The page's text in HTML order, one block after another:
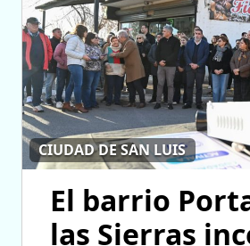
CIUDAD DE SAN LUIS
El barrio
las Sierras